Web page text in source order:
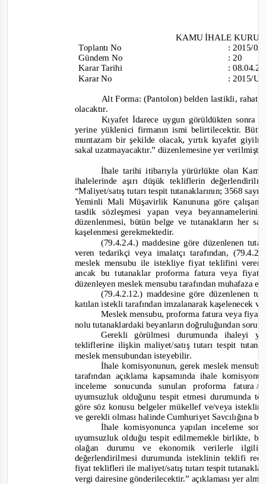
KAMU İHALE
ToplantıNo
Gündem No
Karar Tarihi
Karar No
: 2015/
:20
:
: 2015/
Alt Forma: (Pantolon) belden lastikli, rahat
olacaktır.
Kıyafet İdarece uygun görüldükten
yerine yüklenici firmanın ismi belirtilecektir.
muntazam bir şekilde olacak, yırtık kıyafet
sakal uzatmayacaktır.” düzenlemesine yer
İhale tarihi itibarıyla yürürlükte olan
ihalelerinde aşırı düşük tekliflerin
“Maliyet/satış tutarı tespit tutanaklarının; 3568
Yeminli Mali Müşavirlik Kanununa göre
tasdik sözleşmesi yapan veya
düzenlenmesi, bütün belge ve tutanakların her
kaşelenmesi gerekmektedir.
(79.4.2.4.) maddesine göre düzenlenen
veren tedarikçi veya imalatçı tarafından,
meslek mensubu ile istekliye fiyat teklifini
ancak bu tutanaklar proforma fatura veya
düzenleyen meslek mensubu tarafından muhafaza
(79.4.2.12.) maddesine göre düzenlenen
katılan istekli tarafından imzalanarak kaşelenecek
Meslek mensubu, proforma fatura veya fiyat
nolu tutanaklardaki beyanların doğruluğundan
Gerekli görülmesi durumunda
tekliflerine ilişkin maliyet/satış tutarı tespit
meslek mensubundan isteyebilir.
İhale komisyonunun, gerek meslek
tarafından açıklama kapsamında ihale
inceleme sonucunda sunulan proforma fatura /
uyumsuzluk olduğunu tespit etmesi durumunda
göre söz konusu belgeler mükellef ve/veya
ve gerekli olması halinde Cumhuriyet Savcılığına
İhale komisyonunca yapılan inceleme
uyumsuzluk olduğu tespit edilmemekle birlikte,
olağan durumu ve ekonomik verilerle
değerlendirilmesi durumunda isteklinin teklifi
fiyat teklifleri ile maliyet/satış tutarı tespit
vergi dairesine gönderilecektir.” açıklaması yer